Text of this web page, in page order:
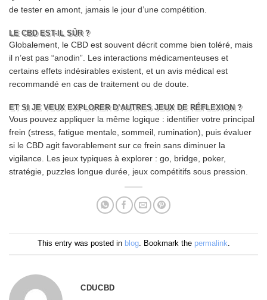
de tester en amont, jamais le jour d’une compétition.
LE CBD EST-IL SÛR ?
Globalement, le CBD est souvent décrit comme bien toléré, mais
il n’est pas “anodin”. Les interactions médicamenteuses et
certains effets indésirables existent, et un avis médical est
recommandé en cas de traitement ou de doute.
ET SI JE VEUX EXPLORER D’AUTRES JEUX DE RÉFLEXION ?
Vous pouvez appliquer la même logique : identifier votre principal
frein (stress, fatigue mentale, sommeil, rumination), puis évaluer
si le CBD agit favorablement sur ce frein sans diminuer la
vigilance. Les jeux typiques à explorer : go, bridge, poker,
stratégie, puzzles longue durée, jeux compétitifs sous pression.
This entry was posted in blog. Bookmark the permalink.
CDUCBD